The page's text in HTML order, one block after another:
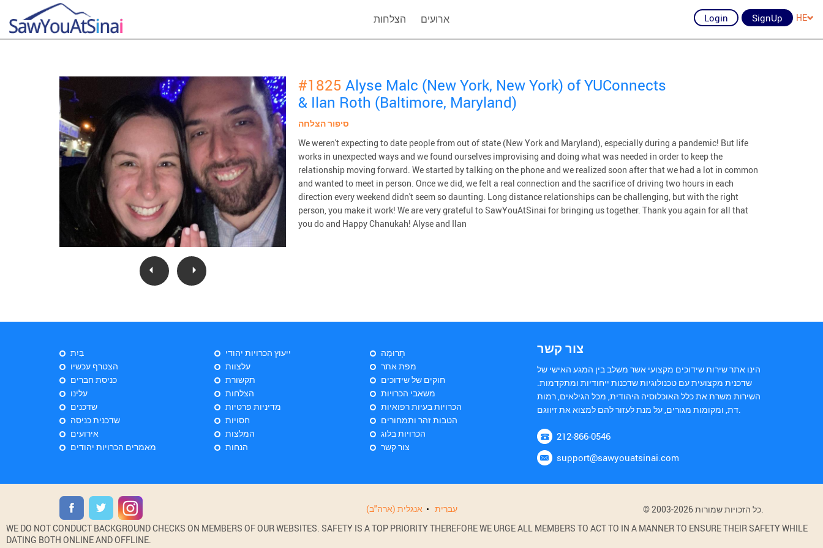
הצלחות ארועים Login SignUp HE
#1825 Alyse Malc (New York, New York) of YUConnects
& Ilan Roth (Baltimore, Maryland)
סיפור הצלחה
We weren't expecting to date people from out of state (New York and Maryland), especially during a pandemic! But life
works in unexpected ways and we found ourselves improvising and doing what was needed in order to keep the
relationship moving forward. We started by talking on the phone and we realized soon after that we had a lot in common
and wanted to meet in person. Once we did, we felt a real connection and the sacrifice of driving two hours in each
direction every weekend didn't seem so daunting. Long distance relationships can be challenging, but with the right
person, you make it work! We are very grateful to SawYouAtSinai for bringing us together. Thank you again for all that
you do and Happy Chanukah! Alyse and Ilan
בַּיִת
הצטרף עכשיו
כניסת חברים
עלינו
שדכנים
שדכנית כניסה
אירועים
מאמרים הכרויות יהודים
ייעוץ הכרויות יהודי
עלצוות
תקשורת
הצלחות
מדיניות פרטיות
חסויות
המלצות
הנחות
תְרוּמָה
מפת אתר
חוקים של שידוכים
משאבי הכרויות
הכרויות בעיות רפואיות
הטבות זהר ותמחורים
הכרויות בלוג
צור קשר
צור קשר
הינו אתר שירות שידוכים מקצועי אשר משלב בין המגע האישי של
שדכנית מקצועית עם טכנולוגיות שדכנות ייחודיות ומתקדמות.
השירות משרת את כלל האוכלוסיה היהודית, מכל הגילאים, רמות
212-866-0546
support@sawyouatsinai.com
אנגלית (ארה"ב) עִברִית
WE DO NOT CONDUCT BACKGROUND CHECKS ON MEMBERS OF OUR WEBSITES. SAFETY IS A TOP PRIORITY THEREFORE WE URGE ALL MEMBERS TO ACT TO IN A MANNER TO ENSURE THEIR SAFETY WHILE
DATING BOTH ONLINE AND OFFLINE.